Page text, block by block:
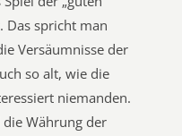
Das spricht man
Versäumnisse der
so alt, wie die
niemanden.
Währung der